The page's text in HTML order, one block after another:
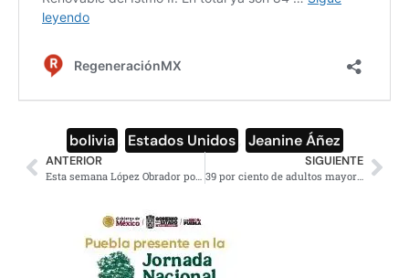
bolivia Estados Unidos Jeanine Áñez
ANTERIOR SIGUIENTE
39 por ciento de adultos mayores vacunados con primera dosis en CDMX